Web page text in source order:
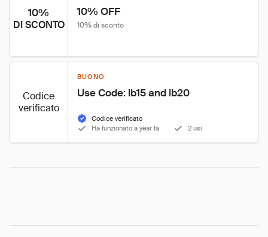
10%
DI SCONTO
10% OFF
10% di sconto
Codice
verificato
BUONO
Use Code: lb15 and lb20
Codice verificato
Ha funzionato a year fa
2 usi